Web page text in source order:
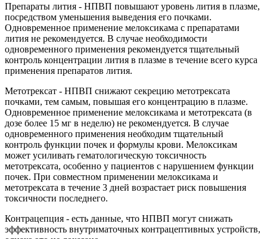
Препараты лития - НПВП повышают уровень лития в плазме,
посредством уменьшения выведения его почками.
Одновременное применение мелоксикама с препаратами
лития не рекомендуется. В случае необходимости
одновременного применения рекомендуется тщательный
контроль концентрации лития в плазме в течение всего курса
применения препаратов лития.
Метотрексат - НПВП снижают секрецию метотрексата
почками, тем самым, повышая его концентрацию в плазме.
Одновременное применение мелоксикама и метотрексата (в
дозе более 15 мг в неделю) не рекомендуется. В случае
одновременного применения необходим тщательный
контроль функции почек и формулы крови. Мелоксикам
может усиливать гематологическую токсичность
метотрексата, особенно у пациентов с нарушением функции
почек. При совместном применении мелоксикама и
метотрексата в течение 3 дней возрастает риск повышения
токсичности последнего.
Контрацепция - есть данные, что НПВП могут снижать
эффективность внутриматочных контрацептивных устройств,